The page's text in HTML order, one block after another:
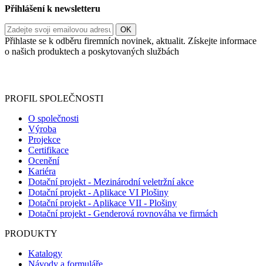
Přihlášení k newsletteru
Přihlaste se k odběru firemních novinek, aktualit. Získejte informace
o našich produktech a poskytovaných službách
PROFIL SPOLEČNOSTI
O společnosti
Výroba
Projekce
Certifikace
Ocenění
Kariéra
Dotační projekt - Mezinárodní veletržní akce
Dotační projekt - Aplikace VI Plošiny
Dotační projekt - Aplikace VII - Plošiny
Dotační projekt - Genderová rovnováha ve firmách
PRODUKTY
Katalogy